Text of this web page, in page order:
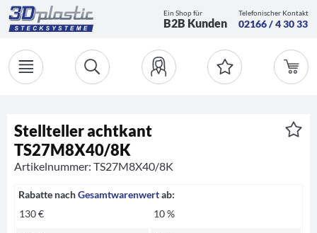
Ein Shop für
B2B Kunden
Telefonischer Kontakt
02166 / 4 30 33
Stellteller achtkant
TS27M8X40/8K
Artikelnummer: TS27M8X40/8K
Rabatte nachGesamtwarenwertab:
130 €
10 %